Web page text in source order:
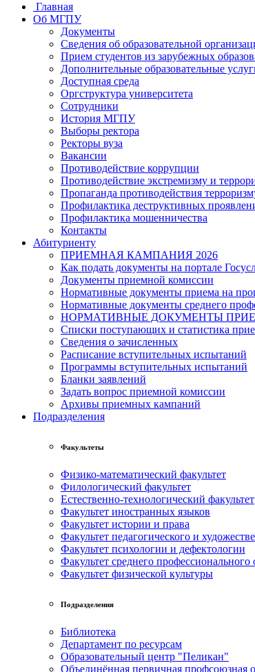
Главная
Об МГПУ
Документы
Сведения об образовательной
Прием студентов из зарубежных
Дополнительные образовательные
Доступная среда
Оргструктура университета
Сотрудники
История МГПУ
Выборы ректора
Ректоры вуза
Вакансии
Противодействие коррупции
Противодействие экстремизму и
Пропаганда противодействия
Профилактика деструктивных
Профилактика мошенничества
Контакты
Абитуриенту
ПРИЕМНАЯ КАМПАНИЯ 2026
Как подать документы на портале
Документы приемной комиссии
Нормативные документы приема на
Нормативные документы среднего
НОРМАТИВНЫЕ ДОКУМЕНТЫ
Списки поступающих и статистика
Сведения о зачисленных
Расписание вступительных испытаний
Программы вступительных испытаний
Бланки заявлений
Задать вопрос приемной комиссии
Архивы приемных кампаний
Подразделения
Факультеты
Физико-математический факультет
Филологический факультет
Естественно-технологический факультет
Факультет иностранных языков
Факультет истории и права
Факультет педагогического и
Факультет психологии и дефектологии
Факультет среднего профессионального
Факультет физической культуры
Подразделения
Библиотека
Департамент по ресурсам
Образовательный центр "Пеликан"
Объединённая первичная